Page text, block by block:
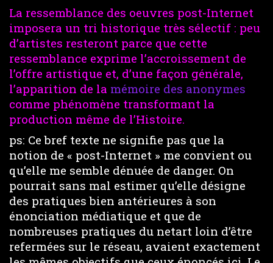
La ressemblance des oeuvres post-Internet
imposera un tri historique très sélectif : peu
d’artistes resteront parce que cette
ressemblance exprime l’accroissement de
l’offre artistique et, d’une façon générale,
l’apparition de la mémoire des anonymes
comme phénomène transformant la
production même de l’Histoire.
ps: Ce bref texte ne signifie pas que la
notion de « post-Internet » me convient ou
qu’elle me semble dénuée de danger. On
pourrait sans mal estimer qu’elle désigne
des pratiques bien antérieures à son
énonciation médiatique et que de
nombreuses pratiques du netart loin d’être
refermées sur le réseau, avaient exactement